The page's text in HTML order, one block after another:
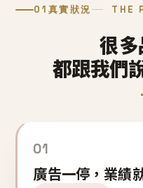
01 真實狀況 THE
很多
都跟我們
01
廣告一停，業績